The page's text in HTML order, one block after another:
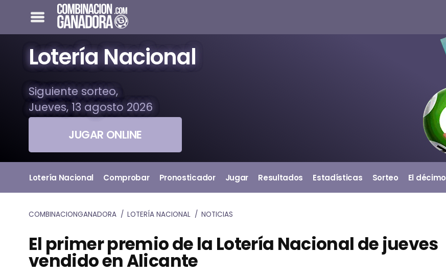
Lotería Nacional
Siguiente sorteo,
Jueves, 13 agosto 2026
JUGAR ONLINE
Lotería Nacional Comprobar Pronosticador Jugar Resultados Estadísticas Sorteo El décimo
COMBINACIONGANADORA LOTERÍA NACIONAL NOTICIAS
El primer premio de la Lotería Nacional de jueves
vendido en Alicante